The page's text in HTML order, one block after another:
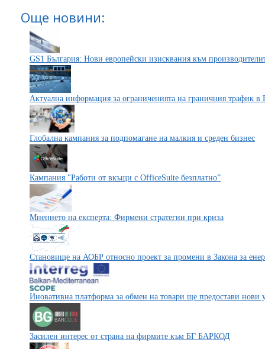
Още новини:
GS1 България: Нови европейски изисквания към
Актуална информация за ограниченията на граничния трафик в
Глобална кампания за подпомагане на малкия и среден бизнес
Кампания "Работи от вкъщи с OfficeSuite безплатно”
Мнението на експерта: Фирмени стратегии при криза
Становище на АОБР относно проект за промени в Закона за
Иновативна платформа за обмен на товари ще предостави нови
Засилен интерес от страна на фирмите към БГ БАРКОД